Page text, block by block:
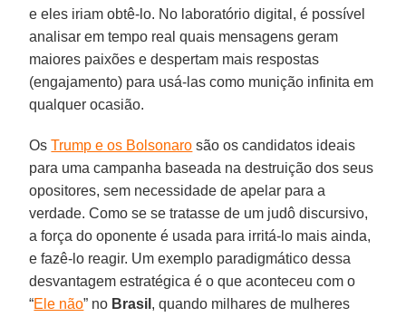
e eles iriam obtê-lo. No laboratório digital, é possível
analisar em tempo real quais mensagens geram
maiores paixões e despertam mais respostas
(engajamento) para usá-las como munição infinita em
qualquer ocasião.
OsTrump e os Bolsonaro são os candidatos ideais
para uma campanha baseada na destruição dos seus
opositores, sem necessidade de apelar para a
verdade. Como se se tratasse de um judô discursivo,
a força do oponente é usada para irritá-lo mais ainda,
e fazê-lo reagir. Um exemplo paradigmático dessa
desvantagem estratégica é o que aconteceu com o
“Ele não” no Brasil , quando milhares de mulheres